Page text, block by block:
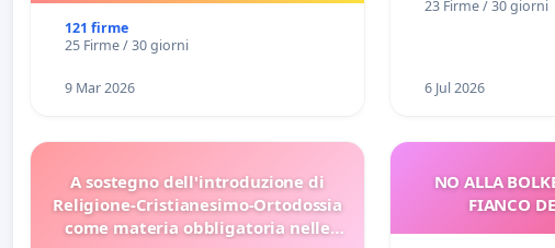
121 firme
25 Firme / 30 giorni
9 Mar 2026
23 Firme / 30 giorni
6 Jul 2026
A sostegno dell'introduzione di
Religione-Cristianesimo-Ortodossia
come materia obbligatoria nelle
NO ALLA
FIANCO